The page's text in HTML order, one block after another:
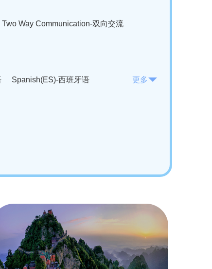
Two Way Communication-双向交流
Spanish(ES)-西班牙语
更多